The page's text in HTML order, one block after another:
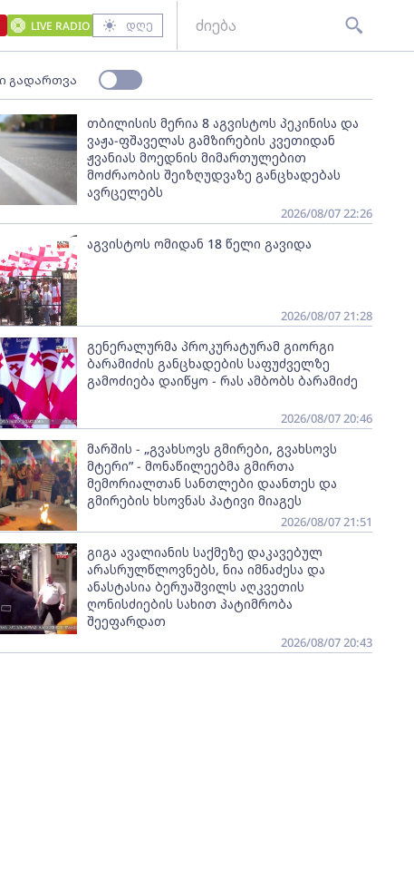
LIVE RADIO დღე
გადართვა
თბილისის მერია 8 აგვისტოს პეკინისა და
ვაჟა-ფშაველას გამზირების კვეთიდან
ჟვანიას მოედნის მიმართულებით
მოძრაობის შეიზღუდვაზე განცხადებას
ავრცელებს
2026/08/07 22:26
აგვისტოს ომიდან 18 წელი გავიდა
2026/08/07 21:28
გენერალურმა პროკურატურამ გიორგი
ბარამიძის განცხადების საფუძველზე
გამოძიება დაიწყო - რას ამბობს ბარამიძე
2026/08/07 20:46
მარშის - „გვახსოვს გმირები, გვახსოვს
მტერი” - მონაწილეებმა გმირთა
მემორიალთან სანთლები დაანთეს და
გმირების ხსოვნას პატივი მიაგეს
2026/08/07 21:51
გიგა ავალიანის საქმეზე დაკავებულ
არასრულწლოვნებს, ნია იმნაძესა და
ანასტასია ბერუაშვილს აღკვეთის
ღონისძიების სახით პატიმრობა
შეეფარდათ
2026/08/07 20:43